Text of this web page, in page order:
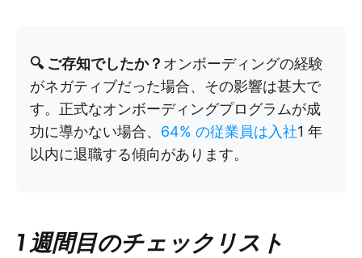
🔍 ご存知でしたか？ オンボーディングの経験
がネガティブだった場合、その影響は甚大で
す。正式なオンボーディングプログラムが成
功に導かない場合、 64% の従業員は入社1 年
以内に退職する傾向があります。
1 週間目のチェックリスト